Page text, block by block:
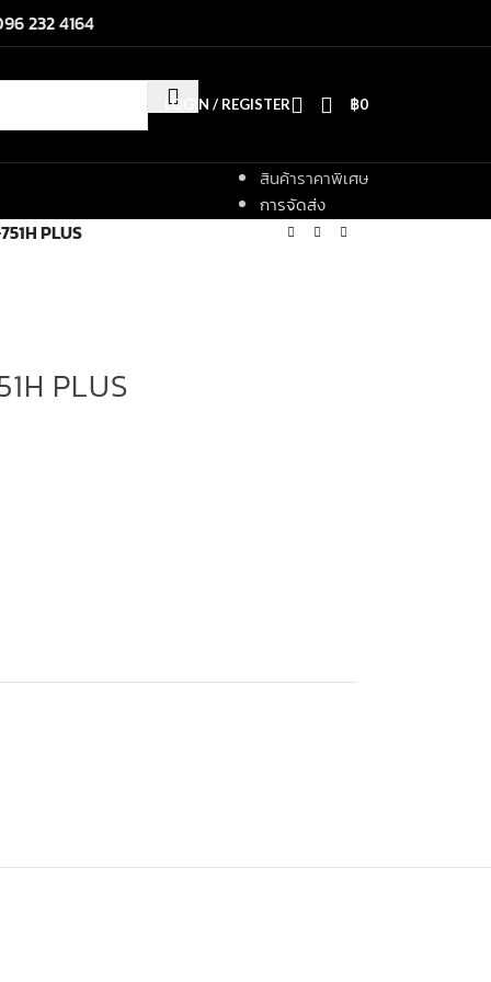
232 4164
LOGIN / REGISTER ฿0
สินค้าราคาพิเศษ
การจัดส่ง
PLUS
PLUS